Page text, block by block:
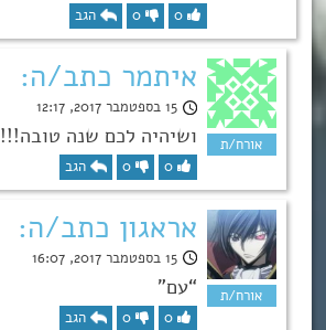
0
0 הגב
איתמר כתב/ה:
15 בספטמבר 2017, 12:17
ושיהיה לכם שנה טובה!!!
0
0 הגב
אראגון כתב/ה:
15 בספטמבר 2017, 16:07
“עם”
0
0 הגב